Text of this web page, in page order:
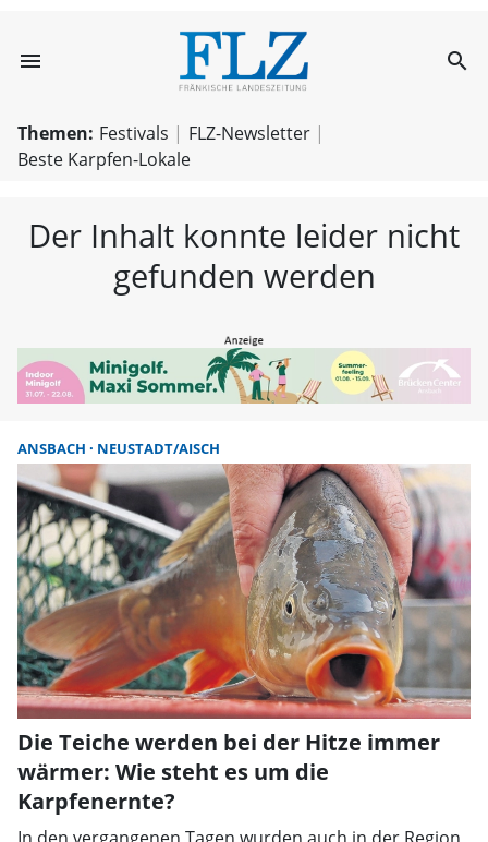
menu FLZ – search
Themen: Festivals
FLZ-Newsletter
Beste Karpfen-Lokale
Der Inhalt konnte leider nicht
gefunden werden
ANSBACH NEUSTADT/AISCH
Die Teiche werden bei der Hitze immer
wärmer: Wie steht es um die
Karpfenernte?